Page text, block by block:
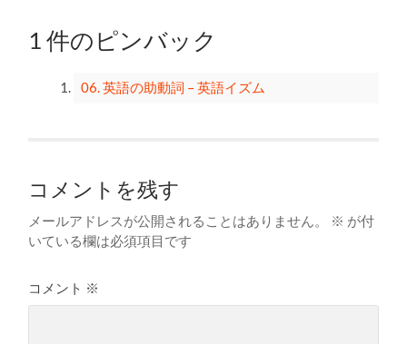
1 件のピンバック
06. 英語の助動詞 – 英語イズム
コメントを残す
メールアドレスが公開されることはありません。 ※ が付
いている欄は必須項目です
コメント ※